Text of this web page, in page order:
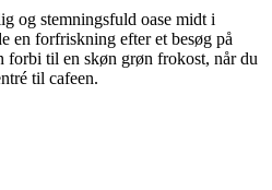
og stemningsfuld oase midt i
en forfriskning efter et besøg på
forbi til en skøn grøn frokost, når du
til cafeen.